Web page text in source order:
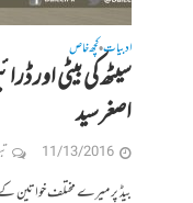
ادبیات•کچھ خاص
سیٹھ کی بیٹی اور
اصغر سید
11/13/2016